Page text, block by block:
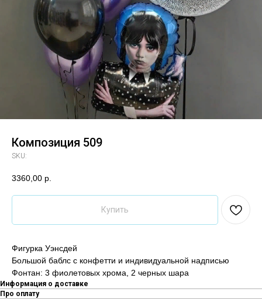
Композиция 509
SKU:
3360,00 р.
Купить
Фигурка Уэнсдей
Большой баблс с конфетти и индивидуальной надписью
Фонтан: 3 фиолетовых хрома, 2 черных шара
Информация о доставке
Про оплату